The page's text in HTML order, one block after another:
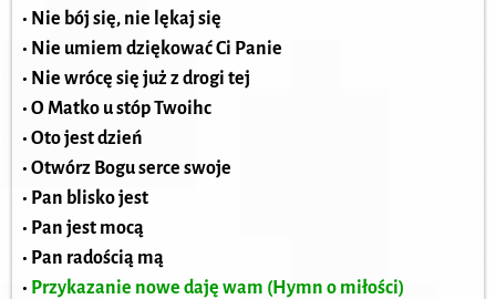
• Nie bój się, nie lękaj się
• Nie umiem dziękować Ci Panie
• Nie wrócę się już z drogi tej
• O Matko u stóp Twoihc
• Oto jest dzień
• Otwórz Bogu serce swoje
• Pan blisko jest
• Pan jest mocą
• Pan radością mą
• Przykazanie nowe daję wam (Hymn o miłości)